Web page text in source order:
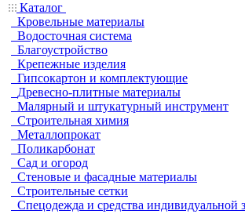
Каталог
Кровельные материалы
Водосточная система
Благоустройство
Крепежные изделия
Гипсокартон и комплектующие
Древесно-плитные материалы
Малярный и штукатурный инструмент
Строительная химия
Металлопрокат
Поликарбонат
Сад и огород
Стеновые и фасадные материалы
Строительные сетки
Спецодежда и средства индивидуальной